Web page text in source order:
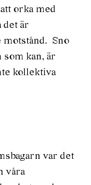
orka med
det är
motstånd. Sno
som kan, är
kollektiva
var det
våra